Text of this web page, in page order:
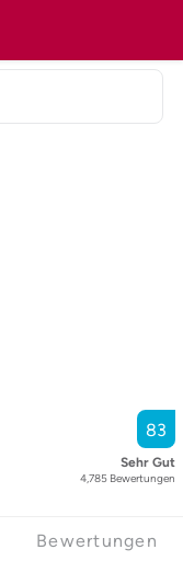
83
Sehr Gut
4,785 Bewertungen
Bewertungen